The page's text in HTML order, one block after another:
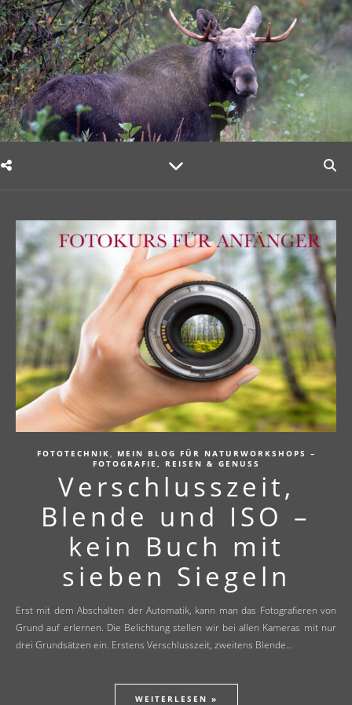
FOTOTECHNIK , MEIN BLOG FÜR NATURWORKSHOPS –
FOTOGRAFIE, REISEN & GENUSS
Verschlusszeit,
Blende und ISO –
kein Buch mit
sieben Siegeln
Erst mit dem Abschalten der Automatik, kann man das Fotografieren von
Grund auf erlernen. Die Belichtung stellen wir bei allen Kameras mit nur
drei Grundsätzen ein. Erstens Verschlusszeit, zweitens Blende…
WEITERLESEN »